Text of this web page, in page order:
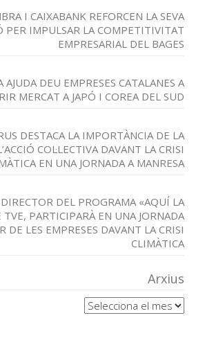
I CAIXABANK REFORCEN LA SEVA
PER IMPULSAR LA COMPETITIVITAT
EMPRESARIAL DEL BAGES
AJUDA DEU EMPRESES CATALANES A
MERCAT A JAPÓ I COREA DEL SUD
DESTACA LA IMPORTÀNCIA DE LA
COL·LECTIVA DAVANT LA CRISI
EN UNA JORNADA A MANRESA
DEL PROGRAMA «AQUÍ LA
TVE, PARTICIPARÀ EN UNA JORNADA
DE LES EMPRESES DAVANT LA CRISI
CLIMÀTICA
Arxius
Arxius